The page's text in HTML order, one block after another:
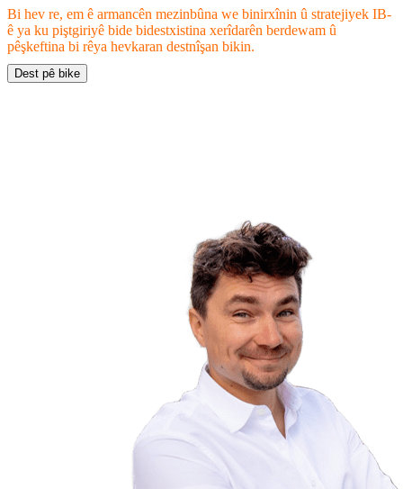
Bi hev re, em ê armancên mezinbûna we binirxînin û stratejiyek IB-
ê ya ku piştgiriyê bide bidestxistina xerîdarên berdewam û
pêşkeftina bi rêya hevkaran destnîşan bikin.
Dest pê bike